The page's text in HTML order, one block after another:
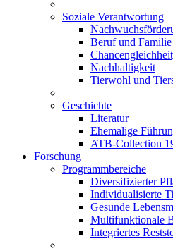
Soziale Verantwortung
Beruf und Familie
Nachhaltigkeit
Tierwohl und
Geschichte
Literatur
Ehemalige
ATB-Collection
Forschung
Programmbereiche
Diversifizierter
Individualisierte
Gesunde
Multifunktionale
Integriertes